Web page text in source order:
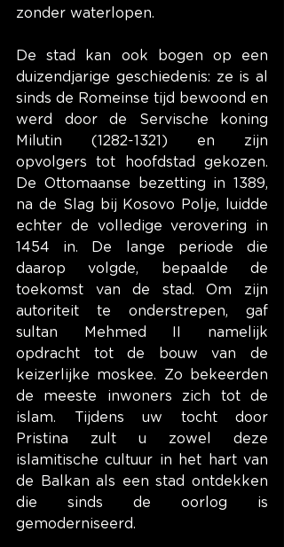
zonder waterlopen.
De stad kan ook bogen op een
duizendjarige geschiedenis: ze is al
sinds de Romeinse tijd bewoond en
werd door de Servische koning
Milutin (1282-1321) en zijn
opvolgers tot hoofdstad gekozen.
De Ottomaanse bezetting in 1389,
na de Slag bij Kosovo Polje, luidde
echter de volledige verovering in
1454 in. De lange periode die
daarop volgde, bepaalde de
toekomst van de stad. Om zijn
autoriteit te onderstrepen, gaf
sultan Mehmed II namelijk
opdracht tot de bouw van de
keizerlijke moskee. Zo bekeerden
de meeste inwoners zich tot de
islam. Tijdens uw tocht door
Pristina zult u zowel deze
islamitische cultuur in het hart van
de Balkan als een stad ontdekken
die sinds de oorlog is
gemoderniseerd.